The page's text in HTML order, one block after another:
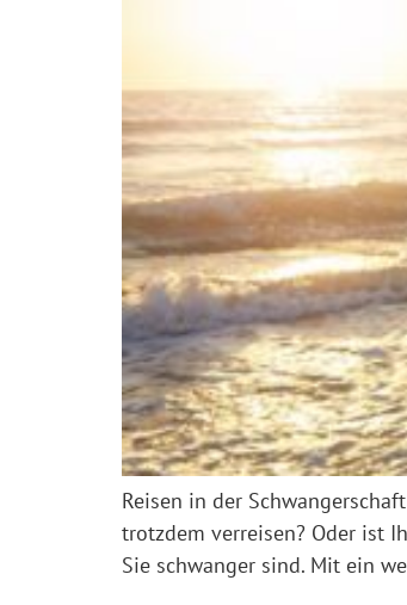
Reisen in der
trotzdem verreisen? Oder ist
Sie schwanger sind. Mit ein